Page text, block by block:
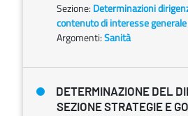
Sezione: Determinazioni
contenuto di interesse generale
Argomenti:Sanità
DETERMINAZIONE DEL
SEZIONE STRATEGIE E